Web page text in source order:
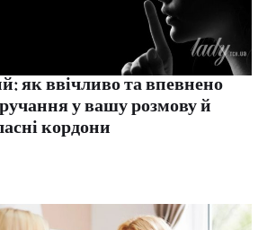
як ввічливо та впевнено
у вашу розмову й
кордони